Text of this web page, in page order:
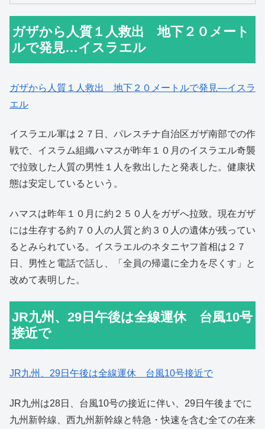
ガザから人質１人救出 地下２０メート
ルで発見…イスラエル
ガザから人質１人救出 地下２０メートルで発見―イスラ
エル
イスラエル軍は２７日、パレスチナ自治区ガザ南部での作
戦で、イスラム組織ハマスが昨年１０月のイスラエル奇襲
で拉致した人質の男性１人を救出したと発表した。健康状
態は安定しているという。
ハマスは昨年１０月に約２５０人をガザへ拉致。現在ガザ
には生存する約７０人の人質と約３０人の遺体が残ってい
るとみられている。イスラエルのネタニヤフ首相は２７
日、男性と電話で話し、「全員の帰還に全力を尽くす」と
改めて表明した。
JR九州、29日午後は全線運休 台風10号
接近で
JR九州、29日午後は全線運休 台風10号接近で
JR九州は28日、台風10号の接近に伴い、29日午後までに
九州新幹線、西九州新幹線と特急・快速を含む全ての在来